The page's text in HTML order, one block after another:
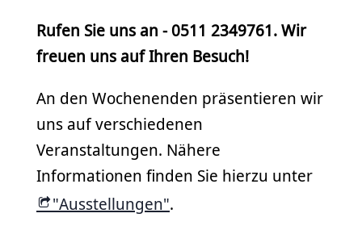
Rufen Sie uns an - 0511 2349761. Wir
freuen uns auf Ihren Besuch!
An den Wochenenden präsentieren wir
uns auf verschiedenen
Veranstaltungen. Nähere
Informationen finden Sie hierzu unter
"Ausstellungen".